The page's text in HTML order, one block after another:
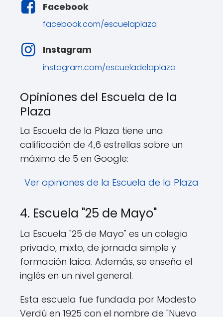
Facebook
facebook.com/escuelaplaza
Instagram
instagram.com/escueladelaplaza
Opiniones del Escuela de la
Plaza
La Escuela de la Plaza tiene una
calificación de 4,6 estrellas sobre un
máximo de 5 en Google:
Ver opiniones de la Escuela de la Plaza
4. Escuela "25 de Mayo"
La Escuela "25 de Mayo" es un colegio
privado, mixto, de jornada simple y
formación laica. Además, se enseña el
inglés en un nivel general.
Esta escuela fue fundada por Modesto
Verdú en 1925 con el nombre de "Nuevo